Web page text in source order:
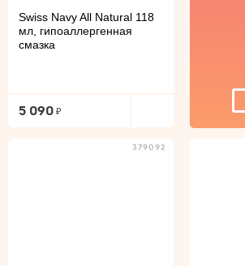
Swiss Navy All Natural 118
мл, гипоаллергенная
смазка
5 090
379092